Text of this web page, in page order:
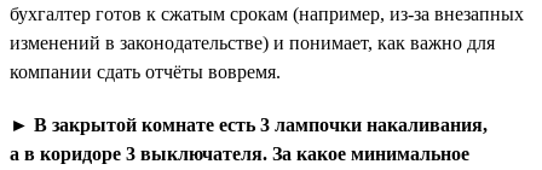
бухгалтер готов к сжатым срокам (например, из-за внезапных
изменений в законодательстве) и понимает, как важно для
компании сдать отчёты вовремя.
► В закрытой комнате есть 3 лампочки накаливания,
а в коридоре 3 выключателя. За какое минимальное